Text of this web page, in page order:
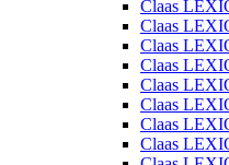
Claas
Claas
Claas
Claas
Claas
Claas
Claas
Claas